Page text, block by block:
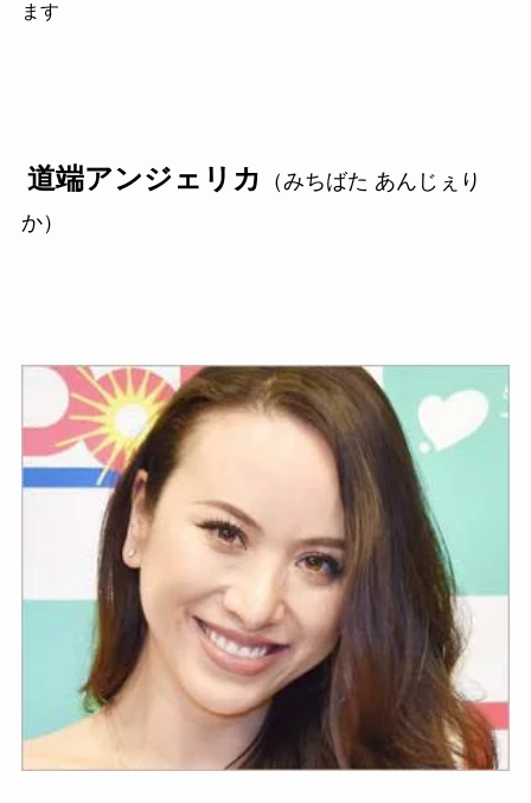
ます
道端アンジェリカ
（みちばた あんじぇり
か）